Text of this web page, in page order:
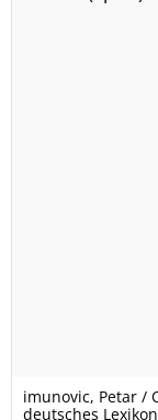
imunovic, Petar /
deutsches